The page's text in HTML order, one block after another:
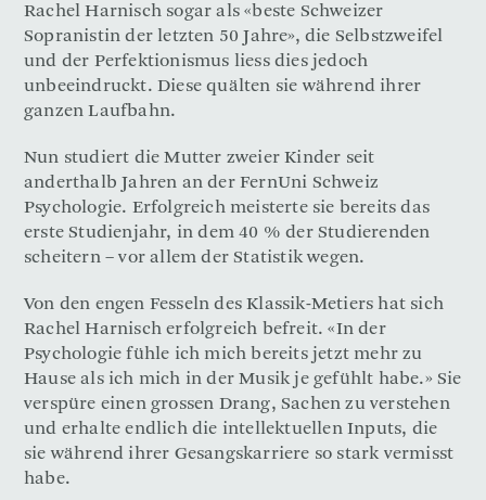
Rachel Harnisch sogar als «beste Schweizer
Sopranistin der letzten 50 Jahre», die Selbstzweifel
und der Perfektionismus liess dies jedoch
unbeeindruckt. Diese quälten sie während ihrer
ganzen Laufbahn.
Nun studiert die Mutter zweier Kinder seit
anderthalb Jahren an der FernUni Schweiz
Psychologie. Erfolgreich meisterte sie bereits das
erste Studienjahr, in dem 40 % der Studierenden
scheitern – vor allem der Statistik wegen.
Von den engen Fesseln des Klassik-Metiers hat sich
Rachel Harnisch erfolgreich befreit. «In der
Psychologie fühle ich mich bereits jetzt mehr zu
Hause als ich mich in der Musik je gefühlt habe.» Sie
verspüre einen grossen Drang, Sachen zu verstehen
und erhalte endlich die intellektuellen Inputs, die
sie während ihrer Gesangskarriere so stark vermisst
habe.